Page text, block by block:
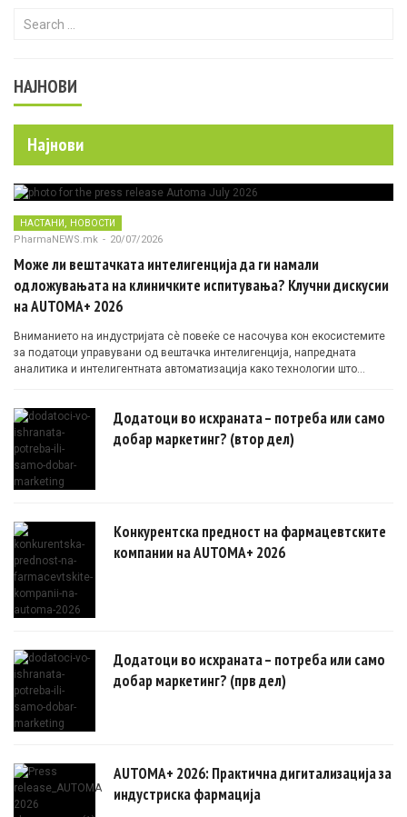
Search for:
НАЈНОВИ
Најнови
НАСТАНИ, НОВОСТИ
PharmaNEWS.mk - 20/07/2026
Може ли вештачката интелигенција да ги намали
одложувањата на клиничките испитувања? Клучни дискусии
на AUTOMA+ 2026
Вниманието на индустријата сè повеќе се насочува кон екосистемите
за податоци управувани од вештачка интелигенција, напредната
аналитика и интелигентната автоматизација како технологии што
Додатоци во исхраната – потреба или само
добар маркетинг? (втор дел)
Конкурентска предност на фармацевтските
компании на AUTOMA+ 2026
Додатоци во исхраната – потреба или само
добар маркетинг? (прв дел)
AUTOMA+ 2026: Практична дигитализација за
индустриска фармација